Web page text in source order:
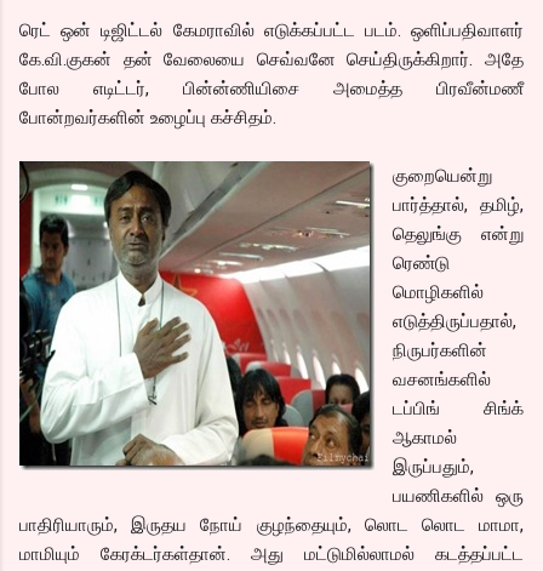
ரெட் ஒன் டிஜிட்டல் கேமராவில் எடுக்கப்பட்ட படம். ஒளிப்பதிவாளர்
கே.வி.குகன் தன் வேலையை செவ்வனே செய்திருக்கிறார். அதே
போல எடிட்டர், பின்ன்ணியிசை அமைத்த பிரவீன்மணீ
போன்றவர்களின் உழைப்பு கச்சிதம்.
குறையென்று
பார்த்தால், தமிழ்,
தெலுங்கு என்று
ரெண்டு
மொழிகளில்
எடுத்திருப்பதால்,
நிருபர்களின்
வசனங்களில்
டப்பிங் சிங்க்
ஆகாமல்
இருப்பதும்,
பயணிகளில் ஒரு
பாதிரியாரும், இருதய நோய் குழந்தையும், லொட லொட மாமா,
மாமியும் கேரக்டர்கள்தான். அது மட்டுமில்லாமல் கடத்தப்பட்ட